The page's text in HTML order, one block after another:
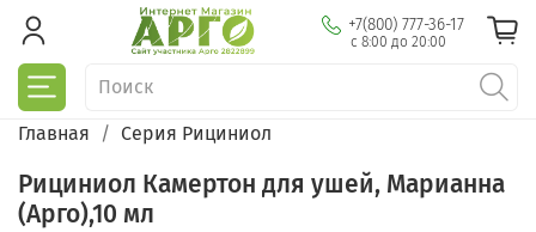
+7(800) 777-36-17
с 8:00 до 20:00
Главная Серия Рициниол
Рициниол Камертон для ушей, Марианна
(Арго),10 мл